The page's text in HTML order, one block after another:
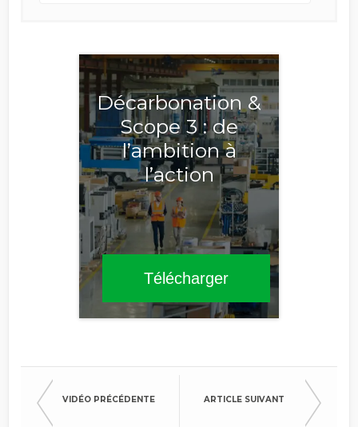
Décarbonation &
Scope 3 : de
l’ambition à
l’action
Télécharger
VIDÉO PRÉCÉDENTE ARTICLE SUIVANT